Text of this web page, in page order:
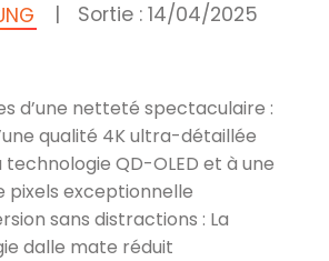
| Sortie : 14/04/2025
d’une netteté spectaculaire :
qualité 4K ultra-détaillée
QD-OLED et à une
pixels exceptionnelle
sans distractions : La
dalle mate réduit